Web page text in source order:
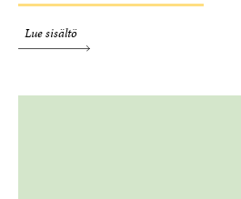
Lue sisältö